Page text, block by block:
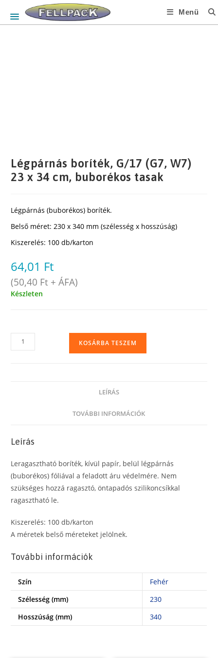
Menü
Légpárnás boríték, G/17 (G7, W7)
23 x 34 cm, buborékos tasak
Légpárnás (buborékos) boríték.
Belső méret: 230 x 340 mm (szélesség x hosszúság)
Kiszerelés: 100 db/karton
64,01 Ft
(50,40 Ft + ÁFA)
Készleten
Légpárnás
boríték,
cm,
tasak
mennyiség
KOSÁRBA TESZEM
LEÍRÁS
TOVÁBBI INFORMÁCIÓK
Leírás
Leragasztható boríték, kívül papír, belül légpárnás
(buborékos) fóliával a feladott áru védelmére. Nem
szükséges hozzá ragasztó, öntapadós szilikoncsíkkal
ragasztható le.
Kiszerelés: 100 db/karton
A méretek belső méreteket jelölnek.
További információk
Szín
Fehér
Szélesség (mm)
230
Hosszúság (mm)
340